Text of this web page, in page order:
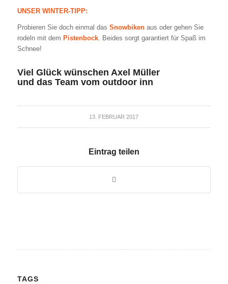
UNSER WINTER-TIPP:
Probieren Sie doch einmal das Snowbiken aus oder gehen Sie
rodeln mit dem Pistenbock. Beides sorgt garantiert für Spaß im
Schnee!
Viel Glück wünschen Axel Müller
und das Team vom outdoor inn
13. FEBRUAR 2017
Eintrag teilen
TAGS